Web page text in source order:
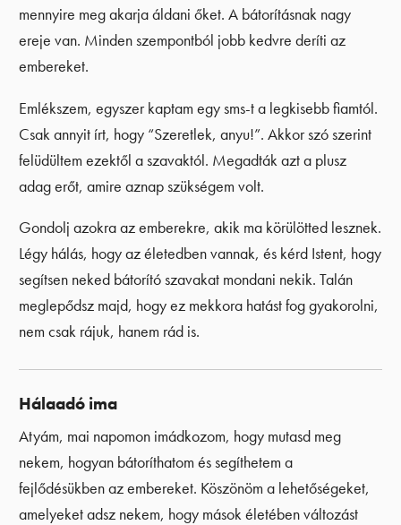
mennyire meg akarja áldani őket. A bátorításnak nagy
ereje van. Minden szempontból jobb kedvre deríti az
embereket.
Emlékszem, egyszer kaptam egy sms-t a legkisebb fiamtól.
Csak annyit írt, hogy “Szeretlek, anyu!”. Akkor szó szerint
felüdültem ezektől a szavaktól. Megadták azt a plusz
adag erőt, amire aznap szükségem volt.
Gondolj azokra az emberekre, akik ma körülötted lesznek.
Légy hálás, hogy az életedben vannak, és kérd Istent, hogy
segítsen neked bátorító szavakat mondani nekik. Talán
meglepődsz majd, hogy ez mekkora hatást fog gyakorolni,
nem csak rájuk, hanem rád is.
Hálaadó ima
Atyám, mai napomon imádkozom, hogy mutasd meg
nekem, hogyan bátoríthatom és segíthetem a
fejlődésükben az embereket. Köszönöm a lehetőségeket,
amelyeket adsz nekem, hogy mások életében változást